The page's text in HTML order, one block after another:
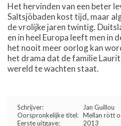
Het hervinden van een beter
Saltsjöbaden kost tijd, maar
de vrolijke jaren twintig.
en in heel Europa leeft men in
het nooit meer oorlog kan
het drama dat de familie
wereld te wachten staat.
Schrijver:
Jan Guillou
Oorspronkelijke titel: Mellan rött
Eerste uitgave:
2013